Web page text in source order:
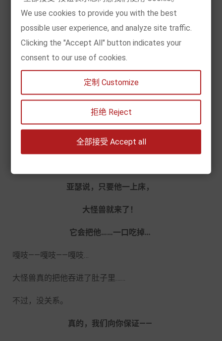
吕克学院教授插画、连载漫画等的创作。与妻子安妮克
●马松合作出版了一些童书。
安妮克●马松
安妮克●马松，1969年出生在比利时。曾在列日的圣律
克美术学院学习插画创作，毕业后在一家动画工作室从
事动画工作，之后在出版社做美编。她在2006年完成了
第一本绘本的插画创作，自此开启了绘本创作生涯。作
品有《不要，我不要！》《我没有被选上》等。
亚瑟说，只要他一上床，
大怪兽就来了！
它会把他……一口吃掉…
嘎吱——嘎吱——嘎吱…
大怪兽真的把他吞进了肚子里……
不过，没关系。
真的，我们向你保证——
We use cookies to provide you with the best
possible user experience, and analyze site traffic.
Clicking the "Accept All" button indicates your
consent to our use of cookies.
定制 Customize
拒绝 Reject
全部接受 Accept all